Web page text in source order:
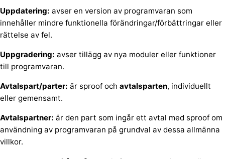
Uppdatering: avser en version av programvaran som
innehåller mindre funktionella förändringar/förbättringar eller
rättelse av fel.
Uppgradering: avser tillägg av nya moduler eller funktioner
till programvaran.
Avtalspart/parter: är sproof och avtalsparten, individuellt
eller gemensamt.
Avtalspartner: är den part som ingår ett avtal med sproof om
användning av programvaran på grundval av dessa allmänna
villkor.